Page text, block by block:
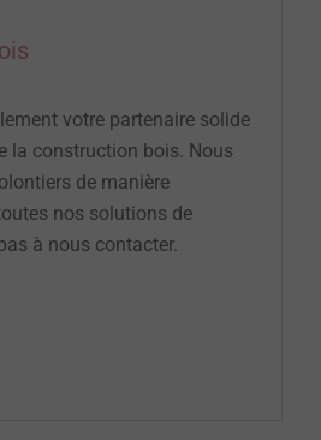
votre partenaire solide
la construction bois. Nous
de manière
nos solutions de
à nous contacter.